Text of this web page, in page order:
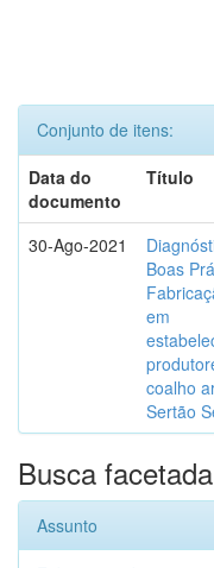
Conjunto de itens:
Data do
documento
Título
30-Ago-2021
Boas
em
coalho
Sertão
Busca facetada
Assunto